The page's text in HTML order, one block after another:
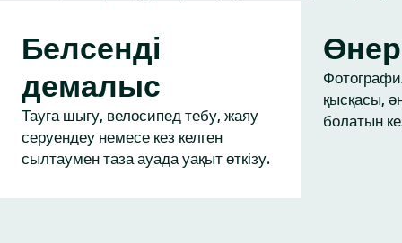
Белсенді
демалыс
Тауға шығу, велосипед тебу, жаяу
серуендеу немесе кез келген
сылтаумен таза ауада уақыт өткізу.
Өнер
қысқасы,
болатын